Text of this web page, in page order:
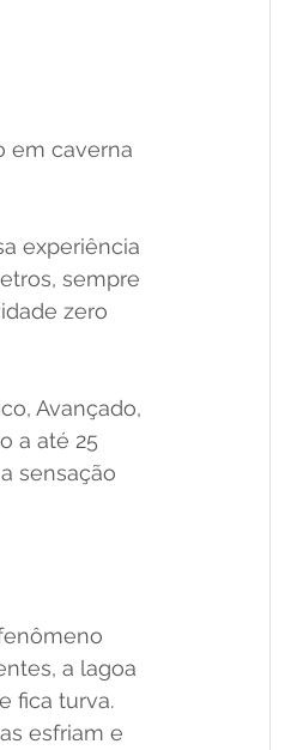
em caverna
experiência
sempre
zero
Avançado,
a até 25
sensação
a lagoa
fica turva.
esfriam e